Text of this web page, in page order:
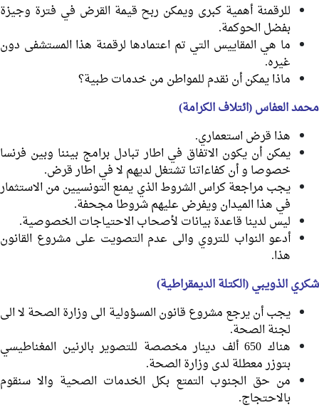
للرقمنة أهمية كبرى ويمكن ربح قيمة القرض في فترة وجيزة
بفضل الحوكمة.
ما هي المقاييس التي تم اعتمادها لرقمنة هذا المستشفى دون
غيره.
ماذا يمكن أن نقدم للمواطن من خدمات طبية؟
محمد العفاس (ائتلاف الكرامة)
هذا قرض استعماري.
يمكن أن يكون الاتفاق في اطار تبادل برامج بيننا وبين فرنسا
خصوصا و أن كفاءاتنا تشتغل لديهم لا في اطار قرض.
يجب مراجعة كراس الشروط الذي يمنع التونسيين من الاستثمار
في هذا الميدان ويفرض عليهم شروطا مجحفة.
ليس لدينا قاعدة بيانات لأصحاب الاحتياجات الخصوصية.
أدعو النواب للتروي والى عدم التصويت على مشروع القانون
هذا.
شكري الذويبي (الكتلة الديمقراطية)
يجب أن يرجع مشروع قانون المسؤولية الى وزارة الصحة لا الى
لجنة الصحة.
هناك 650 ألف دينار مخصصة للتصوير بالرنين المغناطيسي
بتوزر معطلة لدى وزارة الصحة.
من حق الجنوب التمتع بكل الخدمات الصحية والا سنقوم
بالاحتجاج.